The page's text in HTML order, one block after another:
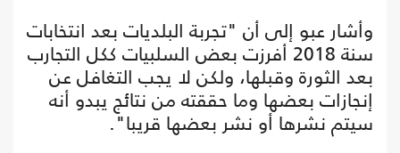
وأشار عبو إلى أن "تجربة البلديات بعد انتخابات
سنة 2018 أفرزت بعض السلبيات ككل التجارب
بعد الثورة وقبلها، ولكن لا يجب التغافل عن
إنجازات بعضها وما حققته من نتائج يبدو أنه
سيتم نشرها أو نشر بعضها قريبا".